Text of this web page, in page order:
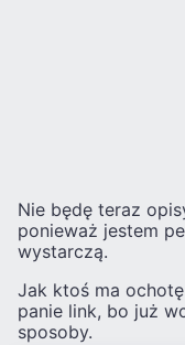
Nie będę teraz
ponieważ jestem
wystarczą.
Jak ktoś ma
panie link, bo już
sposoby.